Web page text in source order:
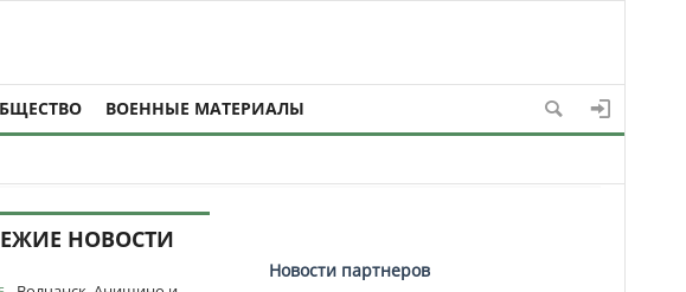
ВОЕННЫЕ МАТЕРИАЛЫ
НОВОСТИ
Новости партнеров